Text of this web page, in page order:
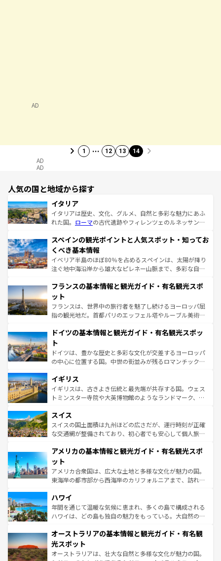
AD
1 … 12 13 14
AD
AD
人気の国と地域から探す
イタリア
イタリアは歴史、文化、グルメ、自然と多彩な魅力にあふ
れた国。 ローマの古代遺跡やフィレンツェのルネッサンス
ろん、トスカーナの美しい田園風景やアマルフィ海岸の絶
景など、自然景観も見逃せない。観光の合間には、本場の
ピザやパスタなど、絶品のイタリア料理を堪能することも
できる。朝目覚めてから夜眠るまで、すべての瞬間を楽し
なお、新着のイタリア情報はコンテンツ一覧を参照してほ
しい。
スペインの観光ポイントと人気スポット・知ってお
くべき基本情報
イベリア半島のほぼ80％を占めるスペインは、太陽が降り
注ぐ地中海沿岸から雄大なピレネー山脈まで、多彩な自然
文化が根付くこの国では、情熱的なフラメンコ、熱気あふ
れる闘牛、そして美味しいタパスが生活の一部となってい
る。首都マドリードの洗練された雰囲気や、バルセロナの
アートに溢れた街角から、地方では古代ローマ遺跡や中世
せる。地方によって風土や気候が異なるスペインはその個
ンテンツ一覧 を参照してほしい。
フランスの基本情報と観光ガイド・有名観光スポ
ット
フランスは、世界中の旅行者を魅了し続けるヨーロッパ屈
指の観光地だ。首都パリのエッフェル塔やルーブル美術館
で、幅広い魅力が詰まっている。華麗な宮殿、歴史的な大
聖堂、美しいビーチ、そして豊かな自然が、訪れる者を心
から魅了する。また、フランスは美食の国としても知ら
れ、フランス料理はユネスコ無形文化遺産にも登録されて
香り高いラベンダー畑など、多彩な楽しみ方が可能だ。さ
らに、パリ以外の地域にも魅力が溢れており、どの街角に
も豊かな歴史と文化が息づいている。パリ以外の個性あふ
を参照してほしい。
ドイツの基本情報と観光ガイド・有名観光スポッ
ト
ドイツは、豊かな歴史と多彩な文化が交差するヨーロッパ
の中心に位置する国。中世の街並みが残るロマンチック街
顔を持つこの国は、どこを歩いても飽きることがない。ベ
ルリンの文化的活気、バイエルン州のアルプスの絶景、そ
してライン川沿いのワイン畑といった風景は必見。ビール
は、お酒好きな人にはぜひ体験してほしい。 なお、新着の
ドイツ情報はコンテンツ一覧を参照してほしい。
イギリス
イギリスは、古きよき伝統と最先端が共存する国。ウェス
トミンスター寺院や大英博物館のようなランドマーク、歴
リアごとに異なる魅力がある。また、優雅なアフタヌーン
ティー、ビール好きにはたまらない英国パブ、サッカー観
戦など、本場だからこそできる体験も豊富。イギリスを旅
ンツ一覧を参照してほしい。
スイス
スイスの国土面積は九州ほどの広さだが、運行時刻が正確
な交通網が整備されており、初心者でも安心して個人旅行
の建物がそのまま残る町や、スイスならではのユニークな
博物館もあり、アルプス観光だけでなく町歩きも満喫する
ことができる。国民の所得が高いため物価も高いが、旅行
者向けの交通パス提供のサービスもあり、うまく活用すれ
着のスイス情報は
アメリカの基本情報と観光ガイド・有名観光スポ
ット
アメリカ合衆国は、広大な土地と多様な文化が魅力の国。
東海岸の都市部から西海岸のカリフォルニアまで、訪れる
のような巨大都市は、観光、ショッピング、エンターテイ
ンメントが詰まった刺激的なスポットだ。一方、アメリカ
西部には大自然が広がり、グランドキャニオンやイエロー
部のニューオーリンズでは、音楽と美食が融合した独特の
文化が魅力。旅行者はアメリカの各地域で異なる魅力を楽
しみながら、その多様性と豊かな歴史を感じることができ
ハワイ
年間を通じて温暖な気候に恵まれ、多くの島で構成される
ハワイは、どの島も独自の魅力をもっている。大自然の神
ワイ島は見逃せない。また、定番の観光地といえばオアフ
島だが、静かな自然を求めるならマウイ島やカウアイ島が
おすすめ。エメラルドグリーンに輝く海をはじめ、豊かな
オーストラリアの基本情報と観光ガイド・有名観
光スポット
オーストラリアは、壮大な自然と多様な文化が魅力の国。